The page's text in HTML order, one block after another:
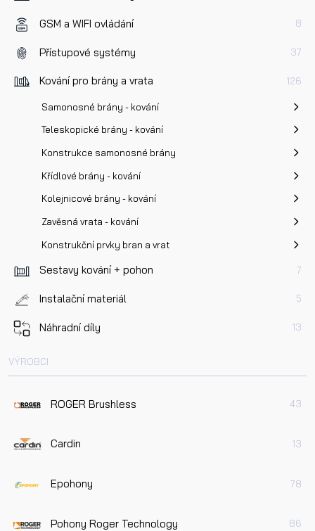
GSM a WIFI ovládání 8
Přístupové systémy 37
Kování pro brány a vrata 126
Samonosné brány - kování
Teleskopické brány - kování
Konstrukce samonosné brány
Křídlové brány - kování
Kolejnicové brány - kování
Zavěsná vrata - kování
Konstrukční prvky bran a vrat
Sestavy kování + pohon 7
Instalační materiál 5
Náhradní díly 13
VÝROBCI
ROGER Brushless 43
Cardin 13
Epohony 78
Pohony Roger Technology 86
osobních údajůa na základě toho souhlasím se
Odeslat